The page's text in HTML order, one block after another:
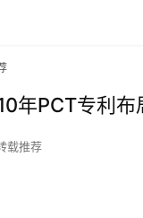
年PCT专利布
载推荐